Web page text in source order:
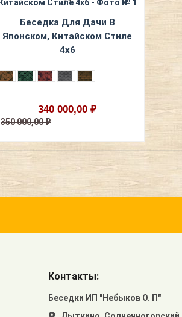
Беседка Для Дачи В
Японском, Китайском Стиле
4х6
340 000,00 ₽
350 000,00 ₽
Контакты:
Беседки ИП "Небыков О. П"